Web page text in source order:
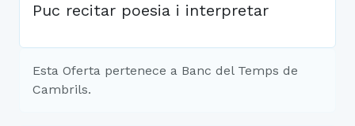
Puc recitar poesia i interpretar
Esta Oferta pertenece a Banc del Temps de
Cambrils.